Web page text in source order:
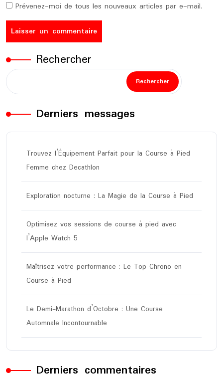
Prévenez-moi de tous les nouveaux articles par e-mail.
Rechercher
Rechercher
Derniers messages
Trouvez l’Équipement Parfait pour la Course à Pied
Femme chez Decathlon
Exploration nocturne : La Magie de la Course à Pied
Optimisez vos sessions de course à pied avec
l’Apple Watch 5
Maîtrisez votre performance : Le Top Chrono en
Course à Pied
Le Demi-Marathon d’Octobre : Une Course
Automnale Incontournable
Derniers commentaires